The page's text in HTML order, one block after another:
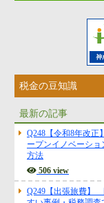
税金の豆知識
最新の記事
Q248【令和8年改正
ープンイノベーシ
方法
506 view
Q249【出張旅費】